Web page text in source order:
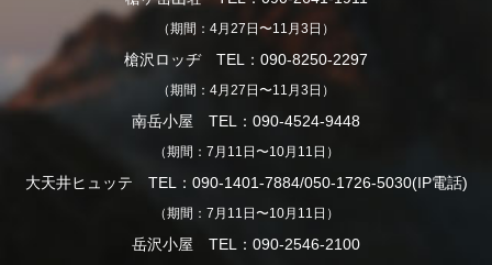
（期間：4月27日〜11月3日）
槍沢ロッヂ TEL：090-8250-2297
（期間：4月27日〜11月3日）
南岳小屋 TEL：090-4524-9448
（期間：7月11日〜10月11日）
大天井ヒュッテ TEL：090-1401-7884/050-1726-5030(IP電話)
（期間：7月11日〜10月11日）
岳沢小屋 TEL：090-2546-2100